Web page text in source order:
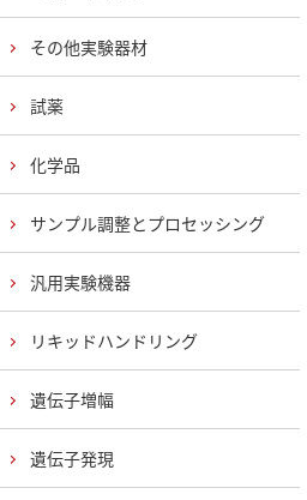
その他実験器材
試薬
化学品
サンプル調整とプロセッシング
汎用実験機器
リキッドハンドリング
遺伝子増幅
遺伝子発現